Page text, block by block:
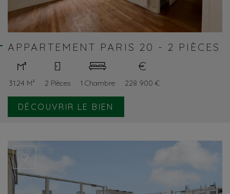
APPARTEMENT PARIS 20 - 2 PIÈCES
31.24 M² 2 Pièces 1 Chambre 228 900 €
DÉCOUVRIR LE BIEN